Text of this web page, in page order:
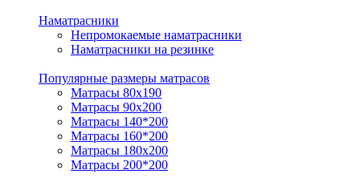
Наматрасники
Непромокаемые наматрасники
Наматрасники на резинке
Популярные размеры матрасов
Матрасы 80x190
Матрасы 90x200
Матрасы 140*200
Матрасы 160*200
Матрасы 180x200
Матрасы 200*200